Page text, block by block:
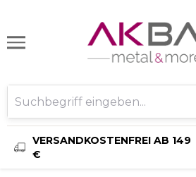
VERSANDKOSTENFREI AB 149
€